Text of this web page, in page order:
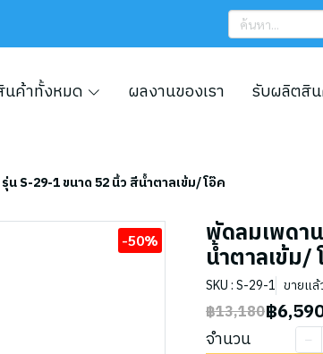
นค้าทั้งหมด ผลงานของเรา รับผลิตสิน
น S-29-1 ขนาด 52 นิ้ว สีน้ำตาลเข้ม/ โอ๊ค
-50% พัดลมเพดา
น้ำตาลเข้ม/
SKU : S-29-1 ขายแล้
฿13,180฿
จำนวน